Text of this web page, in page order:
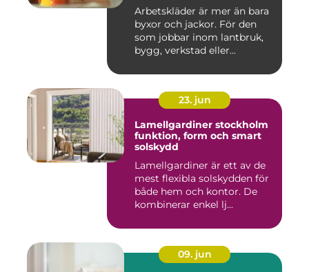
Arbetskläder är mer än bara
byxor och jackor. För den
som jobbar inom lantbruk,
bygg, verkstad eller...
23. jun
Lamellgardiner stockholm
funktion, form och smart
solskydd
Lamellgardiner är ett av de
mest flexibla solskydden för
både hem och kontor. De
kombinerar enkel lj...
09. jun